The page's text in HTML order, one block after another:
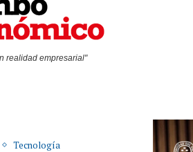
realidad empresarial"
Tecnología